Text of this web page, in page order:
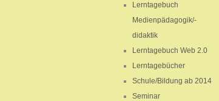
Lerntagebuch
Medienpädagogik/-
didaktik
Lerntagebuch Web 2.0
Lerntagebücher
Schule/Bildung ab 2014
Seminar